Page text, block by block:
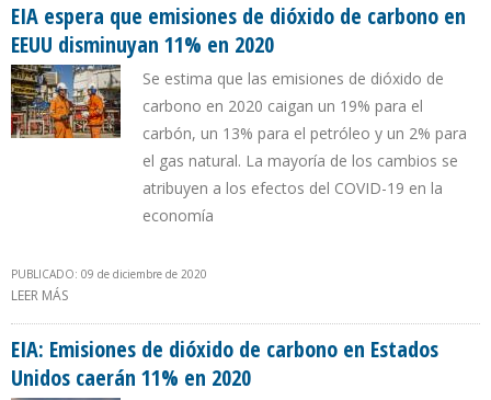
EIA espera que emisiones de dióxido de carbono en
EEUU disminuyan 11% en 2020
Se estima que las emisiones de dióxido de
carbono en 2020 caigan un 19% para el
carbón, un 13% para el petróleo y un 2% para
el gas natural. La mayoría de los cambios se
atribuyen a los efectos del COVID-19 en la
economía
PUBLICADO: 09 de diciembre de 2020
LEER MÁS
EIA: Emisiones de dióxido de carbono en Estados
Unidos caerán 11% en 2020